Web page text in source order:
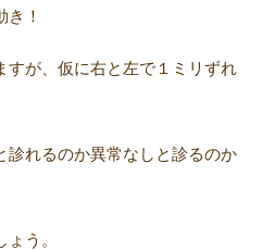
！
すが、仮に右と左で１ミリずれ
診れるのか異常なしと診るのか
う。